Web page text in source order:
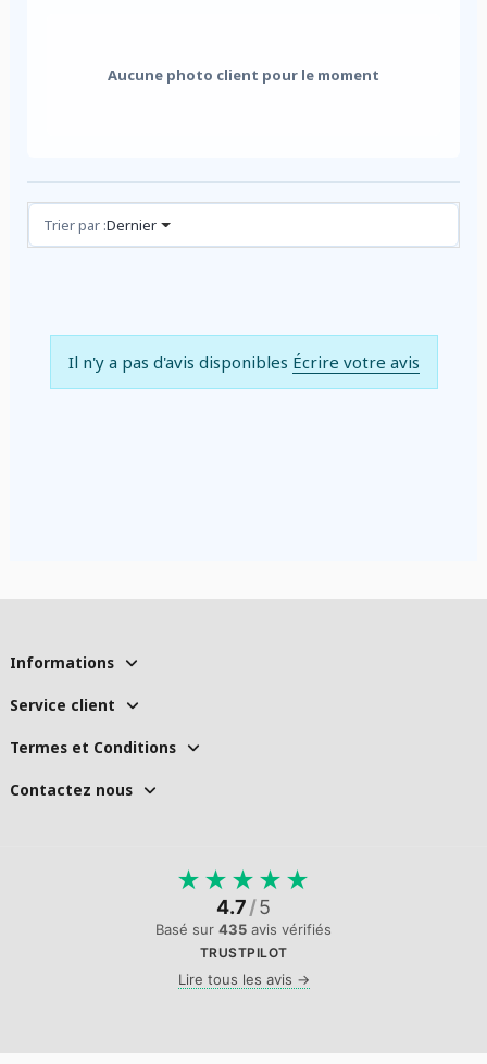
Aucune photo client pour le moment
Avis (0)
Trier par :Dernier
Il n'y a pas d'avis disponibles Écrire votre avis
Informations
Service client
Termes et Conditions
Contactez nous
★ ★ ★ ★ ★
4.7/5
Basé sur 435 avis vérifiés
TRUSTPILOT
Lire tous les avis →